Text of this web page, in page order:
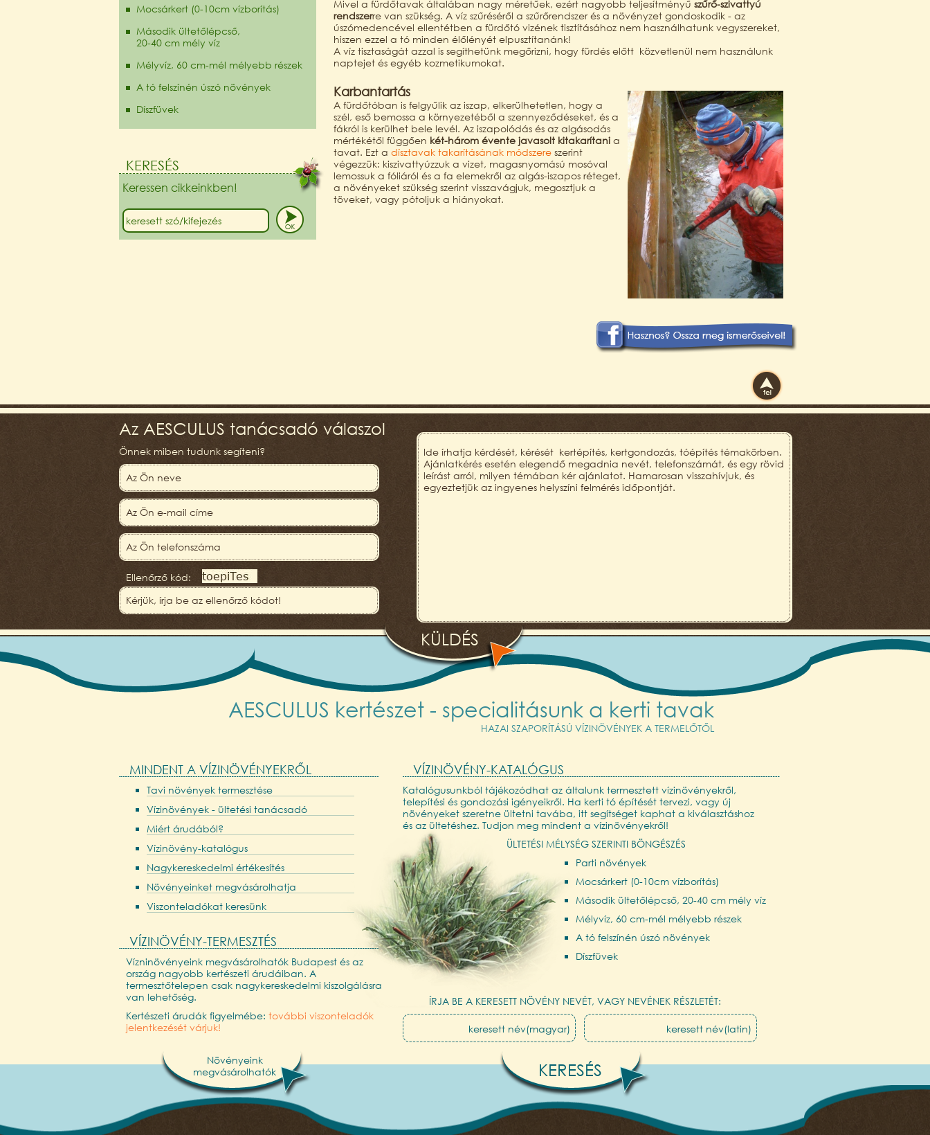
Mocsárkert (0-10cm vízborítás)
Második ültetőlépcső,
20-40 cm mély víz
Mélyvíz, 60 cm-mél mélyebb részek
A tó felszínén úszó növények
Díszfüvek
KERESÉS
Keressen cikkeinkben!
Mivel a fürdőtavak általában nagy méretűek, ezért nagyobb teljesítményű szűrő-szivattyú
rendszerre van szükség. A víz szűréséről a szűrőrendszer és a növényzet gondoskodik - az
úszómedencével ellentétben a fürdőtó vizének tisztításához nem használhatunk vegyszereket,
hiszen ezzel a tó minden élőlényét elpusztítanánk!
A víz tisztaságát azzal is segíthetünk megőrizni, hogy fürdés előtt közvetlenül nem használunk
naptejet és egyéb kozmetikumokat.
Karbantartás
A fürdőtóban is felgyűlik az iszap, elkerülhetetlen, hogy a
szél, eső bemossa a környezetéből a szennyeződéseket, és a
fákról is kerülhet bele levél. Az iszapolódás és az algásodás
mértékétől függően két-három évente javasolt kitakarítani a
tavat. Ezt a dísztavak takarításának módszere szerint
végezzük: kiszivattyúzzuk a vizet, magasnyomású mosóval
lemossuk a fóliáról és a fa elemekről az algás-iszapos réteget,
a növényeket szükség szerint visszavágjuk, megosztjuk a
töveket, vagy pótoljuk a hiányokat.
Az AESCULUS tanácsadó válaszol
Önnek miben tudunk segíteni?
Ellenőrző kód:
AESCULUS kertészet - specialitásunk a kerti tavak
HAZAI SZAPORÍTÁSÚ VÍZINÖVÉNYEK A TERMELŐTŐL
MINDENT A VÍZINÖVÉNYEKRŐL
Tavi növények termesztése
Vízinövények - ültetési tanácsadó
Miért árudából?
Vízinövény-katalógus
Nagykereskedelmi értékesítés
Növényeinket megvásárolhatja
Viszonteladókat keresünk
VÍZINÖVÉNY-TERMESZTÉS
Vízninövényeink megvásárolhatók Budapest és az
ország nagyobb kertészeti árudáiban. A
termesztőtelepen csak nagykereskedelmi kiszolgálásra
van lehetőség.
Kertészeti árudák figyelmébe: további viszonteladók
jelentkezését várjuk!
VÍZINÖVÉNY-KATALÓGUS
Katalógusunkból tájékozódhat az általunk termesztett vízinövényekről,
telepítési és gondozási igényeikről. Ha kerti tó építését tervezi, vagy új
növényeket szeretne ültetni tavába, itt segítséget kaphat a kiválasztáshoz
és az ültetéshez. Tudjon meg mindent a vízinövényekről!
ÜLTETÉSI MÉLYSÉG SZERINTI BÖNGÉSZÉS
Parti növények
Mocsárkert (0-10cm vízborítás)
Második ültetőlépcső, 20-40 cm mély víz
Mélyvíz, 60 cm-mél mélyebb részek
A tó felszínén úszó növények
Díszfüvek
ÍRJA BE A KERESETT NÖVÉNY NEVÉT, VAGY NEVÉNEK RÉSZLETÉT:
Növényeink
megvásárolhatók